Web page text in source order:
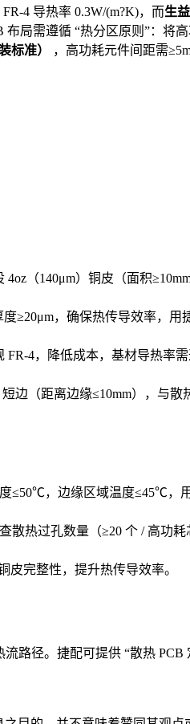
4 导热率 0.3W/(m?K)，而生
布局需遵循 “热分区原则”：将
标准） ，高功耗元件间距需
（140μm）铜皮（面积
≥20μm，确保热传导效率，用
4，降低成本，基材导热率
边（距离边缘≤10mm），与
，边缘区域温度≤45℃，用
散热过孔数量（≥20 个 / 高功
完整性，提升热传导效率。
路径。捷配可提供 “散热